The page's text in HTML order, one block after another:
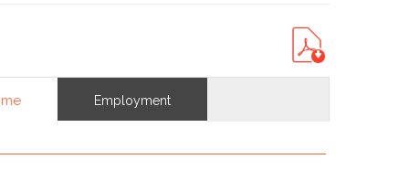
Employment